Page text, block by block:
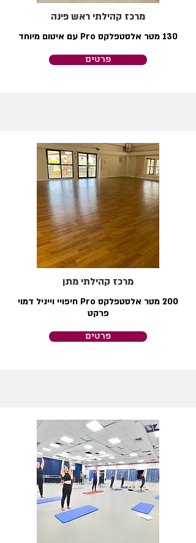
מרכז קהילתי ראש פינה
130 מטר אלסטפלקס Pro עם איטום מיוחד
פרטים
מרכז קהילתי מתן
200 מטר אלסטפלקס Pro חיפויי וייניל דמוי
פרקט
פרטים